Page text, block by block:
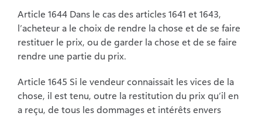
Article 1644 Dans le cas des articles 1641 et 1643,
l’acheteur a le choix de rendre la chose et de se faire
restituer le prix, ou de garder la chose et de se faire
rendre une partie du prix.
Article 1645 Si le vendeur connaissait les vices de la
chose, il est tenu, outre la restitutiondu prix qu’il en
a reçu, de tous les dommages et intérêts envers